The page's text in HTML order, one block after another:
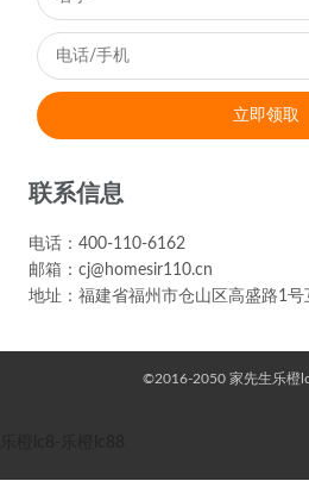
立即领取
联系信息
电话：400-110-6162
邮箱：cj@homesir110.cn
地址：福建省福州市仓山区高盛路1号
©2016-2050 家先生乐橙